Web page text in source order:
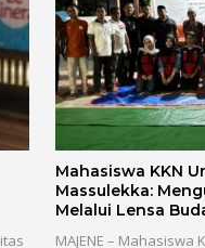
Mahasiswa KKN
Massulekka:
Melalui Lensa
MAJENE – Mahasiswa